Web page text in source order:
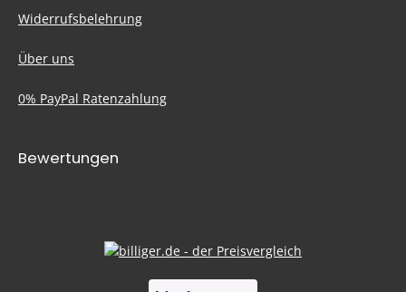
Widerrufsbelehrung
Über uns
0% PayPal Ratenzahlung
Bewertungen